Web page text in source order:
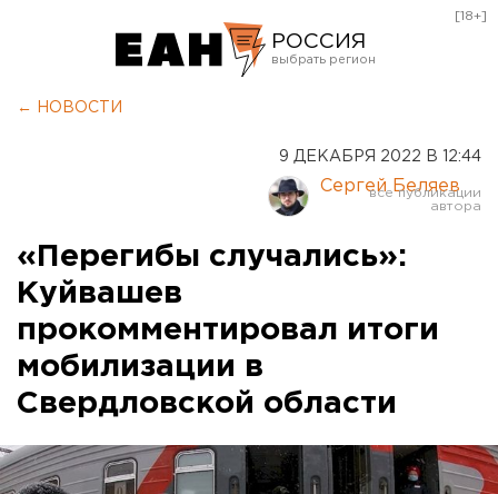
РОССИЯ
Курган
Оренбург
[18+]
← НОВОСТИ
9 ДЕКАБРЯ 2022 В 12:44
Сергей Беляев
«Перегибы случались»:
Куйвашев
прокомментировал итоги
мобилизации в
Свердловской области